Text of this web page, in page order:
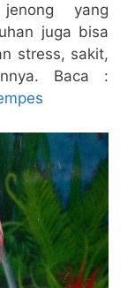
jenong yang
juga bisa
stress, sakit,
Baca :